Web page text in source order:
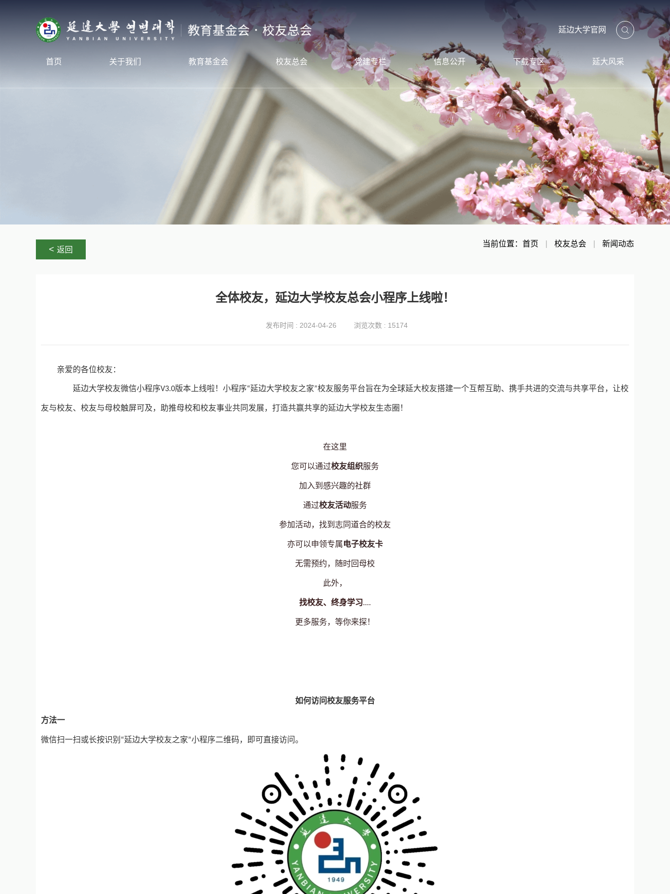
延边大学官网
首页 关于我们
教育基金会
教育基金会
项目介绍
筹款项目
捐赠指南
捐赠鸣谢
受益感言
校友总会
新闻动态
校友组织
校友服务
校友之窗
党建专栏
党支部简介
信息公开
年度工作报告
年度审计报告
下载专区
项目专区
财务专区
延大风采
延大标识
校园风光
延大视频
< 返回
当前位置： 首页 校友总会 新闻动态
全体校友，延边大学校友总会小程序上线啦！
发布时间 : 2024-04-26 浏览次数 : 15174
亲爱的各位校友：
延边大学校友微信小程序V3.0版本上线啦！小程序“延边大学校友之家”校友服务平台旨在为全球延大校友搭建一个互帮互助、携手共进的交流与共享平台，让校
友与校友、校友与母校触屏可及， 助推母校和校友事业共同发展， 打造共赢共享的延边大学校友生态圈！
在这里
您可以通过校友组织服务
加入到感兴趣的社群
通过校友活动服务
参加活动，找到志同道合的校友
亦可以申领专属电子校友卡
无需预约， 随时回母校
此外，
找校友、终身学习....
更多服务，等你来探！
如何访问校友服务平台
方法一
微信扫一扫或长按识别 “延边大学校友之家”小程序二维码，即可直接访问。